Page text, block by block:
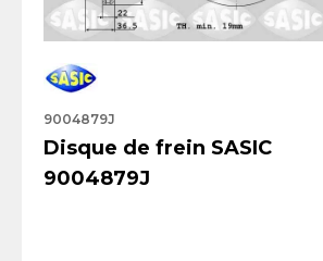
9004879J
Disque de frein SASIC
9004879J